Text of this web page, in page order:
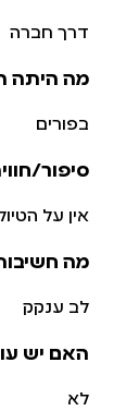
דרך חברה
מה היתה
בפורים
סיפור/
אין על
מה
לב ענקק
האם יש
לא